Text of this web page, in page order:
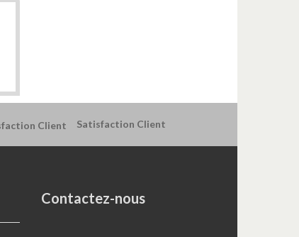
Satisfaction Client
Contactez-nous